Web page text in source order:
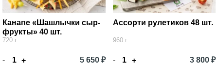
Канапе «Шашлычки сыр-
фрукты» 40 шт.
720 г
- + 5 650 ₽
Ассорти рулетиков 48 шт.
960 г
- + 3 800 ₽